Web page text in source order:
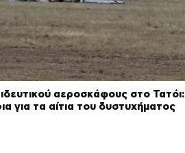
αεροσκάφους στο Τατόι:
για τα αίτια του δυστυχήματος